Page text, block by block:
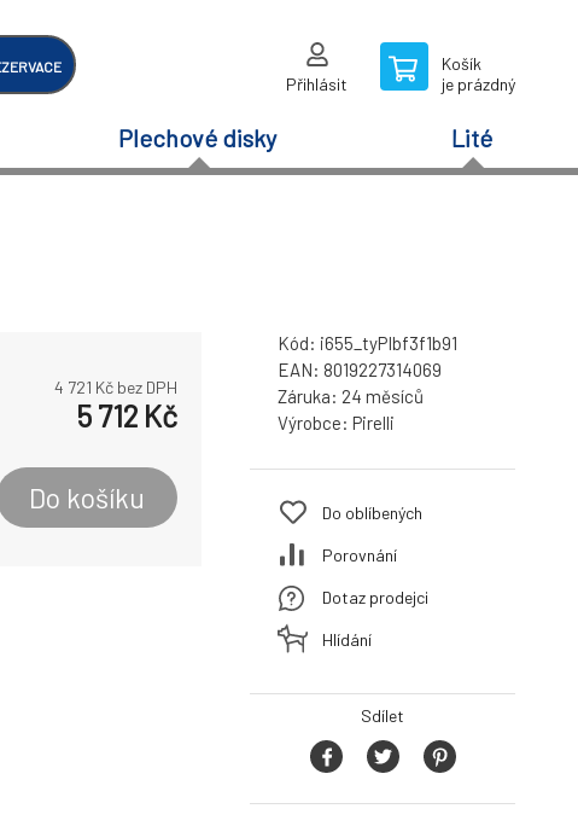
Přihlásit
Košík
je prázdný
Plechové disky Lité
4 721 Kč bez DPH
5 712 Kč
Do košíku
Kód: i655_tyPIbf3f1b91
EAN: 8019227314069
Záruka: 24 měsíců
Výrobce: Pirelli
Do oblíbených
Porovnání
Dotaz prodejci
Hlídání
Sdílet